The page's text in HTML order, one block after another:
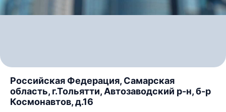
Российская Федерация, Самарская
область, г.Тольятти, Автозаводский р-н, б-р
Космонавтов, д.16